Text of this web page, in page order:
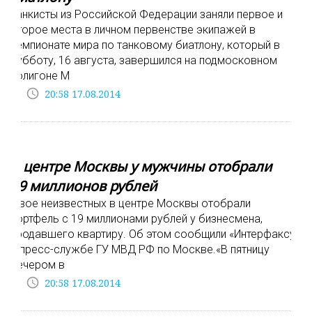
Танкисты из Российской Федерации заняли первое и
второе места в личном первенстве экипажей в
чемпионате мира по танковому биатлону, который в
субботу, 16 августа, завершился на подмосковном
полигоне М
access_time 20:58 17.08.2014
В центре Москвы у мужчины отобрали
19 миллионов рублей
Двое неизвестных в центре Москвы отобрали
портфель с 19 миллионами рублей у бизнесмена,
продавшего квартиру. Об этом сообщили «Интерфаксу»
в пресс-службе ГУ МВД РФ по Москве.«В пятницу
вечером в
access_time 20:58 17.08.2014